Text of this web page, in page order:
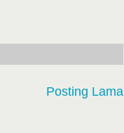
Posting Lama